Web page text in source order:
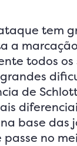
tem
a marcação
todos os
de
base das
no